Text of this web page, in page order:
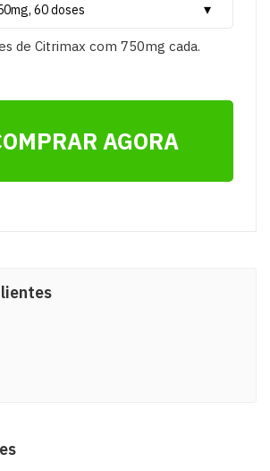
de Citrimax com 750mg cada.
AGORA